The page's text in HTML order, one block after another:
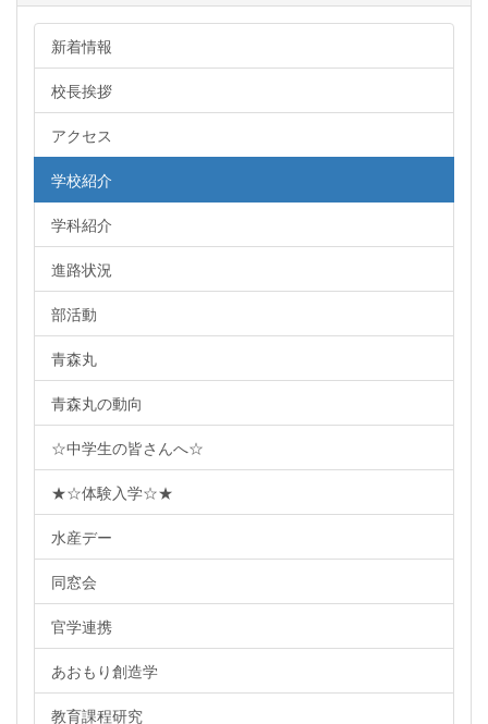
新着情報
校長挨拶
アクセス
学校紹介
学科紹介
進路状況
部活動
青森丸
青森丸の動向
☆中学生の皆さんへ☆
★☆体験入学☆★
水産デー
同窓会
官学連携
あおもり創造学
教育課程研究